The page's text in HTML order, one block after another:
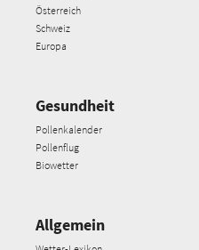
Österreich
Schweiz
Europa
Gesundheit
Pollenkalender
Pollenflug
Biowetter
Allgemein